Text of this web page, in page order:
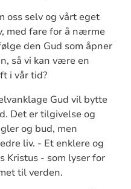
oss selv og vårt eget
med fare for å nærme
den Gud som åpner
så vi kan være en
i vår tid?
Gud vil bytte
Det er tilgivelse og
og bud, men
liv. - Et enklere og
Kristus - som lyser for
til verden.